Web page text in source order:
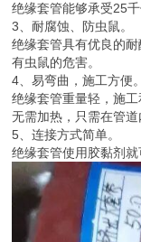
绝缘套管能够承受25
3、耐腐蚀、防虫鼠。
绝缘套管具有优良的
有虫鼠的危害。
4、易弯曲，施工方便。
绝缘套管重量轻，施
无需加热，只需在管
5、连接方式简单。
绝缘套管使用胶黏剂就